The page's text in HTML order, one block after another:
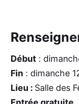
Début:
Fin : dimanche
Lieu : Salle des